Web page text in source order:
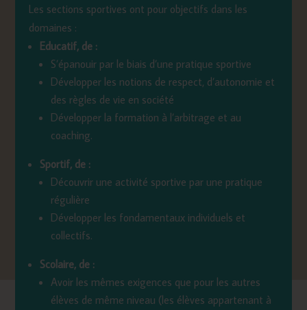
Les sections sportives ont pour objectifs dans les
domaines :
Educatif, de :
S’épanouir par le biais d’une pratique sportive
Développer les notions de respect, d’autonomie et
des règles de vie en société
Développer la formation à l’arbitrage et au
coaching.
Sportif, de :
Découvrir une activité sportive par une pratique
régulière
Développer les fondamentaux individuels et
collectifs.
Scolaire, de :
Avoir les mêmes exigences que pour les autres
élèves de même niveau (les élèves appartenant à